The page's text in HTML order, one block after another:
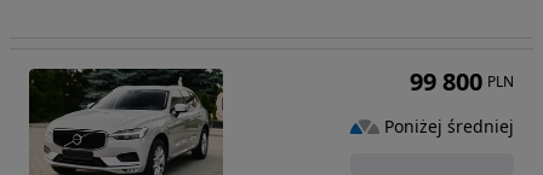
99 800 PLN
Poniżej średniej